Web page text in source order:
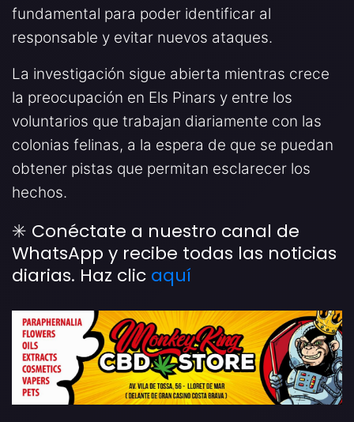
fundamental para poder identificar al
responsable y evitar nuevos ataques.
La investigación sigue abierta mientras crece
la preocupación en Els Pinars y entre los
voluntarios que trabajan diariamente con las
colonias felinas, a la espera de que se puedan
obtener pistas que permitan esclarecer los
hechos.
✳️ Conéctate a nuestro canal de
WhatsApp y recibe todas las noticias
diarias. Haz clic aquí